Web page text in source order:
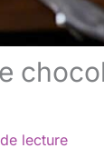
lecture